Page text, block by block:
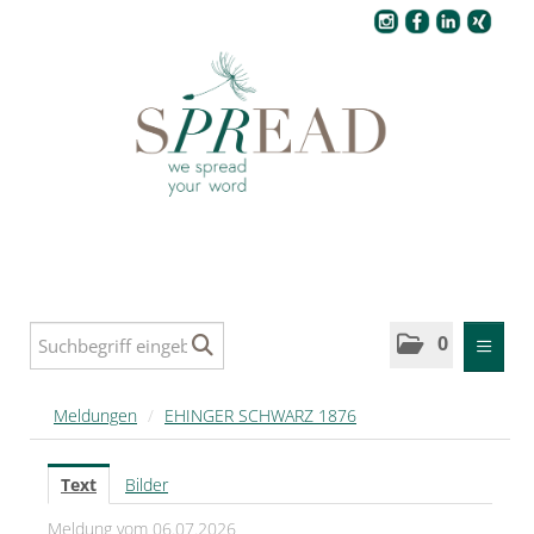
0
MELDUNGEN
SPREAD
SPREAD Medleys für Deutschland
Meldungen / EHINGER SCHWARZ 1876
Text
Bilder
Meldung vom 06.07.2026